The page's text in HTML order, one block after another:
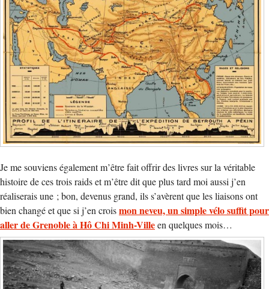
Je me souviens également m’être fait offrir des livres sur la véritable
histoire de ces trois raids et m’être dit que plus tard moi aussi j’en
réaliserais une ; bon, devenus grand, ils s’avèrent que les liaisons ont
bien changé et que si j’en croismon neveu, un simple vélo suffit pour
aller de Grenoble à Hô Chi Minh-Villeen quelques mois…